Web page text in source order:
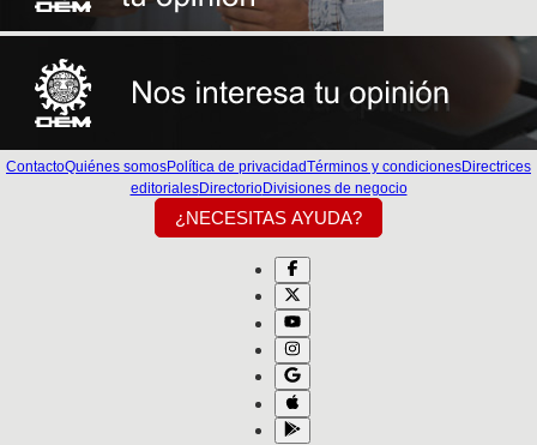
ContactoQuiénes somosPolítica de privacidadTérminos y condicionesDirectrices
editorialesDirectorioDivisiones de negocio
¿NECESITAS AYUDA?